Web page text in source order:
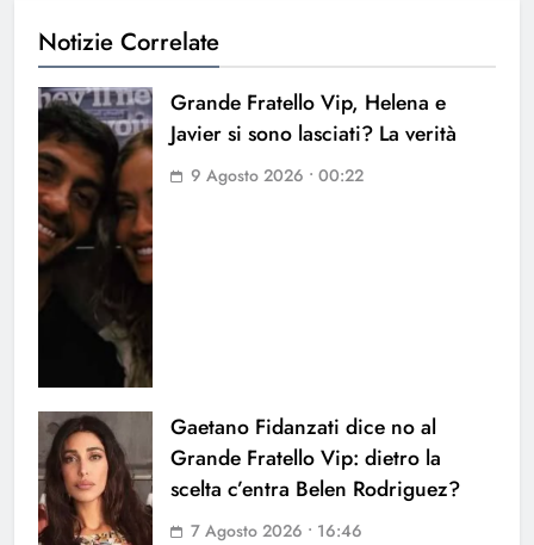
Notizie Correlate
Grande Fratello Vip, Helena e
Javier si sono lasciati? La verità
9 Agosto 2026 • 00:22
Gaetano Fidanzati dice no al
Grande Fratello Vip: dietro la
scelta c’entra Belen Rodriguez?
7 Agosto 2026 • 16:46